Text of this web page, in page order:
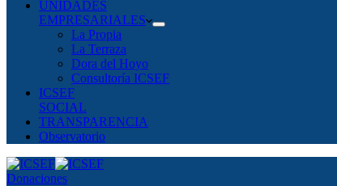
UNIDADES
EMPRESARIALES
La Propia
La Terraza
Dora del Hoyo
Consultoría ICSEF
ICSEF
SOCIAL
TRANSPARENCIA
Observatorio
Donaciones